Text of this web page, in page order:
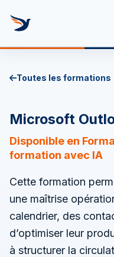
Toutes les formations
Microsoft
Disponible en
formation avec IA
Cette formation
une maîtrise
calendrier, des
d’optimiser leur
à structurer la